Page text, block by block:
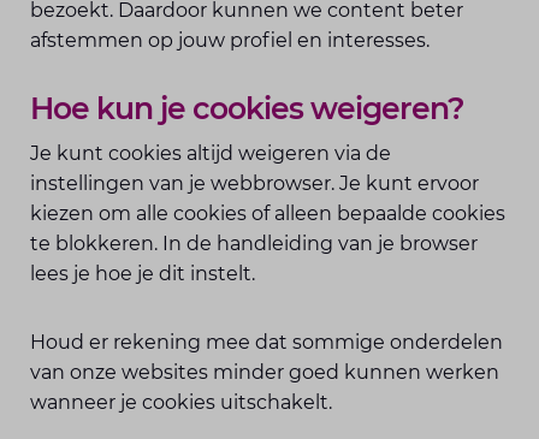
bezoekt. Daardoor kunnen we content beter
afstemmen op jouw profiel en interesses.
Hoe kun je cookies weigeren?
Je kunt cookies altijd weigeren via de
instellingen van je webbrowser. Je kunt ervoor
kiezen om alle cookies of alleen bepaalde cookies
te blokkeren. In de handleiding van je browser
lees je hoe je dit instelt.
Houd er rekening mee dat sommige onderdelen
van onze websites minder goed kunnen werken
wanneer je cookies uitschakelt.